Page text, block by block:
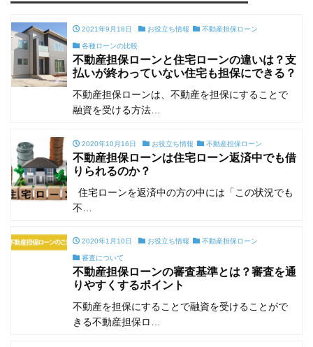
2021年9月18日 お役立ち情報 不動産担保ローン
各種ローンの比較
不動産担保ローンと住宅ローンの違いは？支
払いが終わっていない住宅も担保にできる？
不動産担保ローンは、不動産を担保にすることで
融資を受ける方法…
2020年10月16日 お役立ち情報 不動産担保ローン
不動産担保ローンは住宅ローン返済中でも借
りられるのか？
住宅ローンを返済中の方の中には「この状況でも
不…
2020年1月10日 お役立ち情報 不動産担保ローン
審査について
不動産担保ローンの審査基準とは？審査を通
りやすくするポイント
不動産を担保にすることで融資を受けることがで
きる不動産担保ロ…